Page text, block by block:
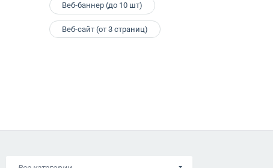
Веб-баннер (до 10 шт)
Веб-сайт (от 3 страниц)